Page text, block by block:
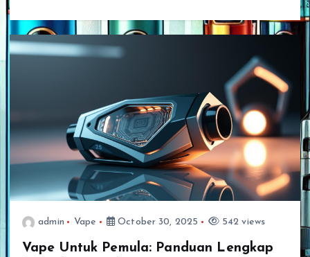
admin Vape October 30, 2025 542 views
Vape Untuk Pemula: Panduan Lengkap